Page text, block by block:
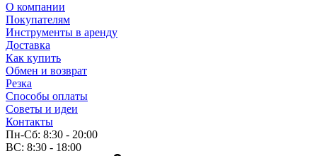
О компании
Покупателям
Инструменты в аренду
Доставка
Как купить
Обмен и возврат
Резка
Способы оплаты
Советы и идеи
Контакты
Пн-Сб: 8:30 - 20:00
ВС: 8:30 - 18:00